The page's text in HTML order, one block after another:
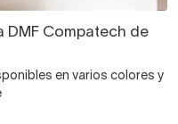
DMF Compatech de
en varios colores y